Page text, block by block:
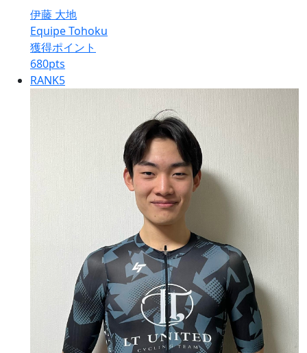
伊藤 大地
Equipe Tohoku
獲得ポイント
680pts
RANK5